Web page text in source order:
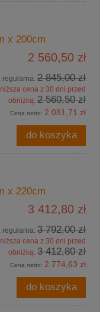
x 200cm
2 560,50 zł
regularna: 2 845,00 zł
cena z 30 dni przed
obniżką: 2 560,50 zł
Cena netto: 2 081,71 zł
do koszyka
x 220cm
3 412,80 zł
regularna: 3 792,00 zł
cena z 30 dni przed
obniżką: 3 412,80 zł
Cena netto: 2 774,63 zł
do koszyka